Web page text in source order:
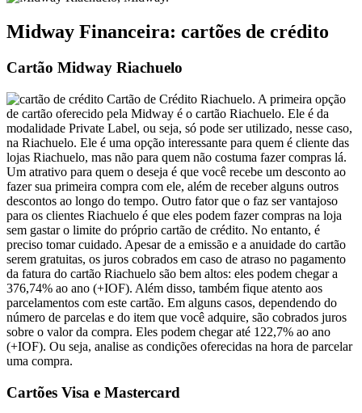
Midway Financeira: cartões de crédito
Cartão Midway Riachuelo
Cartão de Crédito Riachuelo. A primeira opção
de cartão oferecido pela Midway é o cartão Riachuelo. Ele é da
modalidade Private Label, ou seja, só pode ser utilizado, nesse caso,
na Riachuelo. Ele é uma opção interessante para quem é cliente das
lojas Riachuelo, mas não para quem não costuma fazer compras lá.
Um atrativo para quem o deseja é que você recebe um desconto ao
fazer sua primeira compra com ele, além de receber alguns outros
descontos ao longo do tempo. Outro fator que o faz ser vantajoso
para os clientes Riachuelo é que eles podem fazer compras na loja
sem gastar o limite do próprio cartão de crédito. No entanto, é
preciso tomar cuidado. Apesar de a emissão e a anuidade do cartão
serem gratuitas, os juros cobrados em caso de atraso no pagamento
da fatura do cartão Riachuelo são bem altos: eles podem chegar a
376,74% ao ano (+IOF). Além disso, também fique atento aos
parcelamentos com este cartão. Em alguns casos, dependendo do
número de parcelas e do item que você adquire, são cobrados juros
sobre o valor da compra. Eles podem chegar até 122,7% ao ano
(+IOF). Ou seja, analise as condições oferecidas na hora de parcelar
uma compra.
Cartões Visa e Mastercard